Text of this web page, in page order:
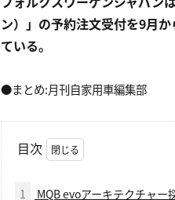
ン）」の予約注文受付を9月
ている。
●まとめ:月刊自家用車編集部
目次
1
MQB evoアーキテクチャ